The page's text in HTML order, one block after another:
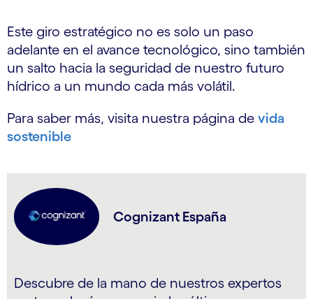
Este giro estratégico no es solo un paso
adelante en el avance tecnológico, sino también
un salto hacia la seguridad de nuestro futuro
hídrico a un mundo cada más volátil.
Para saber más, visita nuestra página de vida
sostenible
Cognizant España
Descubre de la mano de nuestros expertos